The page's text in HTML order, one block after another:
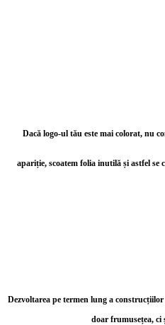
Dacă logo-ul tău este mai colorat, nu
apariție, scoatem folia inutilă și astfel
Dezvoltarea pe termen lung a
doar frumusețea,